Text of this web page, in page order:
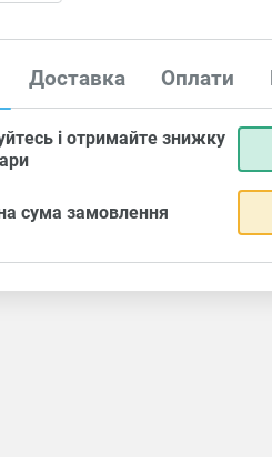
Доставка Оплати
і отримайте знижку
сума замовлення